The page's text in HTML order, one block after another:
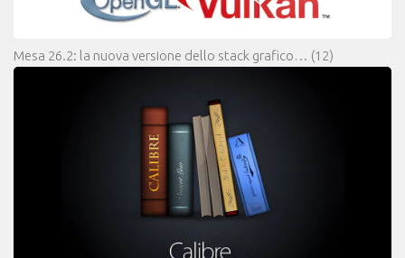
Mesa 26.2: la nuova versione dello stack grafico… (12)